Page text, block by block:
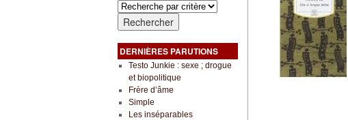
DERNIÈRES PARUTIONS
Testo Junkie : sexe ; drogue
et biopolitique
Frère d’âme
Simple
Les inséparables